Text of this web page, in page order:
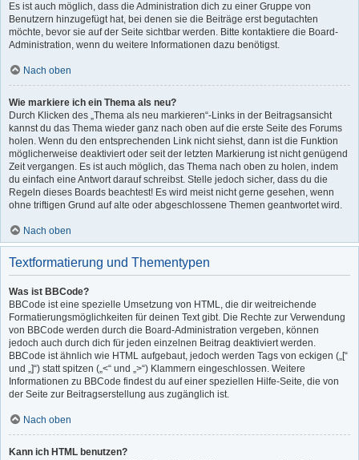
Es ist auch möglich, dass die Administration dich zu einer Gruppe von
Benutzern hinzugefügt hat, bei denen sie die Beiträge erst begutachten
möchte, bevor sie auf der Seite sichtbar werden. Bitte kontaktiere die Board-
Administration, wenn du weitere Informationen dazu benötigst.
Nach oben
Wie markiere ich ein Thema als neu?
Durch Klicken des „Thema als neu markieren“-Links in der Beitragsansicht
kannst du das Thema wieder ganz nach oben auf die erste Seite des Forums
holen. Wenn du den entsprechenden Link nicht siehst, dann ist die Funktion
möglicherweise deaktiviert oder seit der letzten Markierung ist nicht genügend
Zeit vergangen. Es ist auch möglich, das Thema nach oben zu holen, indem
du einfach eine Antwort darauf schreibst. Stelle jedoch sicher, dass du die
Regeln dieses Boards beachtest! Es wird meist nicht gerne gesehen, wenn
ohne triftigen Grund auf alte oder abgeschlossene Themen geantwortet wird.
Nach oben
Textformatierung und Thementypen
Was ist BBCode?
BBCode ist eine spezielle Umsetzung von HTML, die dir weitreichende
Formatierungsmöglichkeiten für deinen Text gibt. Die Rechte zur Verwendung
von BBCode werden durch die Board-Administration vergeben, können
jedoch auch durch dich für jeden einzelnen Beitrag deaktiviert werden.
BBCode ist ähnlich wie HTML aufgebaut, jedoch werden Tags von eckigen („[“
und „]“) statt spitzen („<“ und „>“) Klammern eingeschlossen. Weitere
Informationen zu BBCode findest du auf einer speziellen Hilfe-Seite, die von
der Seite zur Beitragserstellung aus zugänglich ist.
Nach oben
Kann ich HTML benutzen?